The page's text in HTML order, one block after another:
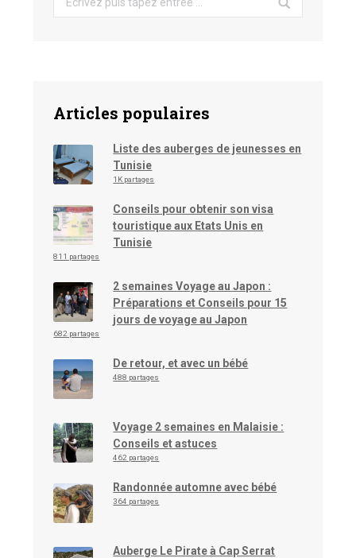
Articles populaires
Liste des auberges de jeunesses en
Tunisie
1K partages
Conseils pour obtenir son visa
touristique aux Etats Unis en
Tunisie
811 partages
2 semaines Voyage au Japon :
Préparations et Conseils pour 15
jours de voyage au Japon
682 partages
De retour, et avec un bébé
488 partages
Voyage 2 semaines en Malaisie :
Conseils et astuces
462 partages
Randonnée automne avec bébé
364 partages
Auberge Le Pirate à Cap Serrat